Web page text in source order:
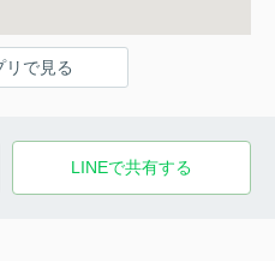
リで見る
LINEで共有する